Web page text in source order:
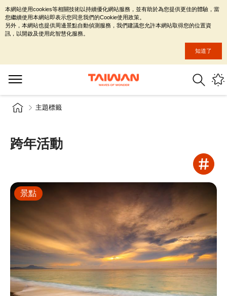
主題標籤
跨年活動
景點
本網站使用cookies等相關技術以持續優化網站服務，並有助於為您提供更佳的體驗，當
您繼續使用本網站即表示您同意我們的Cookie使用政策。
另外，本網站也提供周邊景點自動偵測服務，我們建議您允許本網站取得您的位置資
訊，以開啟及使用此智慧化服務。
知道了